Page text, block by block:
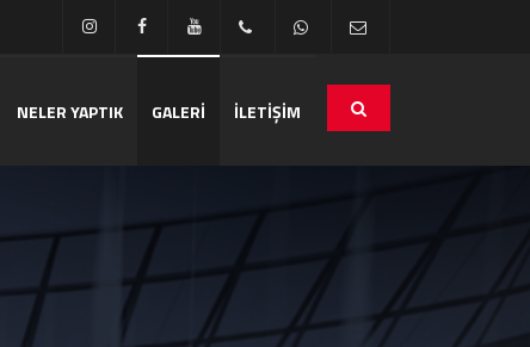
NELER YAPTIK GALERİ İLETİŞİM